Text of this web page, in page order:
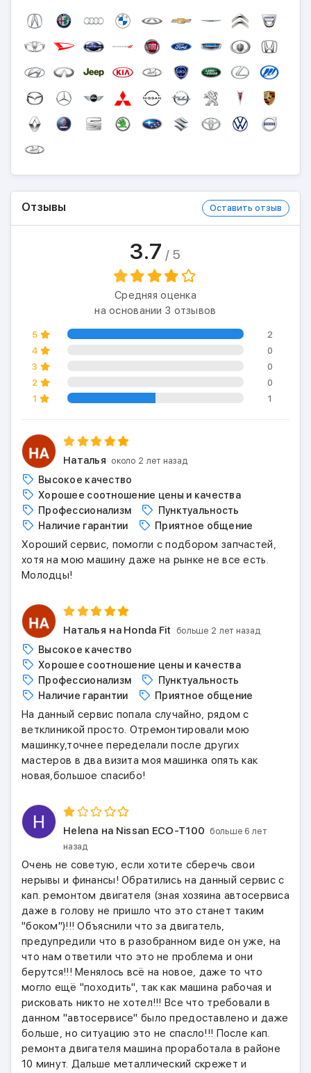
Отзывы Оставить отзыв
3.7 / 5
Средняя оценка
на основании 3 отзывов
5
2
4
0
3
0
2
0
1
1
Наталья около 2 лет назад
Высокое качество
Хорошее соотношение цены и качества
Профессионализм
Пунктуальность
Наличие гарантии
Приятное общение
Хороший сервис, помогли с подбором запчастей,
хотя на мою машину даже на рынке не все есть.
Молодцы!
Наталья на Honda Fit больше 2 лет назад
Высокое качество
Хорошее соотношение цены и качества
Профессионализм
Пунктуальность
Наличие гарантии
Приятное общение
На данный сервис попала случайно, рядом с
ветклиникой просто. Отремонтировали мою
машинку,точнее переделали после других
мастеров в два визита моя машинка опять как
новая,большое спасибо!
Helena на Nissan ECO-T100 больше 6 лет
назад
Очень не советую, если хотите сберечь свои
нерывы и финансы! Обратились на данный сервис с
кап. ремонтом двигателя (зная хозяина автосервиса
даже в голову не пришло что это станет таким
"боком")!!! Объяснили что за двигатель,
предупредили что в разобранном виде он уже, на
что нам ответили что это не проблема и они
берутся!!! Менялось всё на новое, даже то что
могло ещё "походить", так как машина рабочая и
рисковать никто не хотел!!! Все что требовали в
данном "автосервисе" было предоставлено и даже
больше, но ситуацию это не спасло!!! После кап.
ремонта двигателя машина проработала в районе
10 минут. Дальше металлический скрежет и